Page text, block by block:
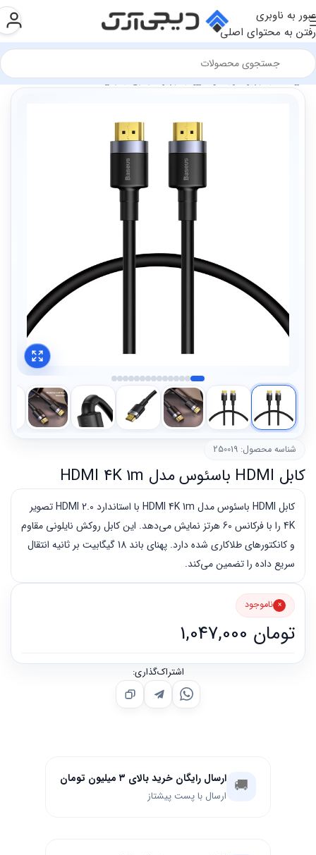
عبور به ناوبری
رفتن به محتوای اصلی
فروشگاه تجهیزات رایانه و اداری تجهیزات جانبی مبدل ها
شناسه محصول: 250019
کابل HDMI باسئوس مدل HDMI 4K 1m
کابل HDMI باسئوس مدل HDMI 4K 1m با استاندارد HDMI 2.0 تصویر
4K را با فرکانس 60 هرتز نمایش می‌دهد. این کابل روکش نایلونی مقاوم
و کانکتورهای طلاکاری شده دارد. پهنای باند 18 گیگابیت بر ثانیه انتقال
سریع داده را تضمین می‌کند.
تومان
ناموجود
اشتراک‌گذاری:
🚚 ارسال رایگان خرید بالای ۳ میلیون تومان
ارسال با پست پیشتاز